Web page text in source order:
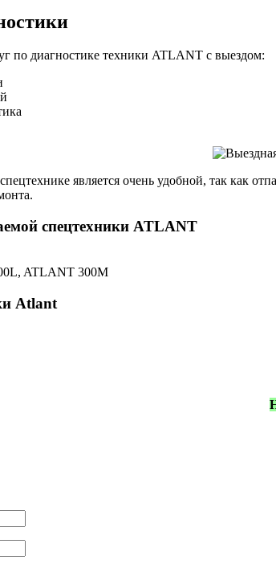
по диагностике техники ATLANT с выездом:
является очень удобной, так как
спецтехники ATLANT
ATLANT 300M
Atlant